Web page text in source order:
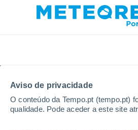
Aviso de privacidade
O conteúdo da Tempo.pt (tempo.pt)
qualidade. Pode aceder a este site